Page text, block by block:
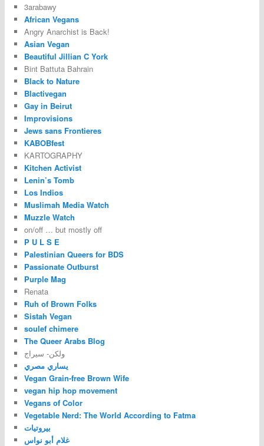
3arabawy
African Vegans
Angry Anarchist is Back!
Asian Vegan
Beautiful Jillian C York
Bint Battuta Bahrain
Black to Nature
Blactivegan
Gay in Beirut
Improvisions
Jews sans Frontieres
KABOBfest
KARTOGRAPHY
Kitchen Activist
Lenin’s Tomb
Los Indios
Muslimah Media Watch
Muzzle Watch
on/off … but mostly off
P U L S E
Palestinian Queers for BDS
Passionate Outburst
Purple Mag
Renata
Ruh of Brown Folks
Sistah Vegan
soulef chimere
The Queer Arabs Blog
ولكن- سيراج
يساري مصري
Vegan Grain-free Brown Wife
vegan hip hop movement
Vegans of Color
Vegetable Nerd: The World According to Fatma
بيروتيات
غلام أبو نواس